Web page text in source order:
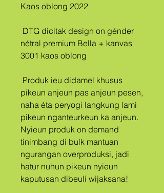
Kaos oblong 2022
nétral premium Bella + kanvas
3001 kaos oblong
pikeun anjeun pas anjeun pesen,
naha éta peryogi langkung lami
pikeun nganteurkeun ka anjeun.
Nyieun produk on demand
tinimbang di bulk mantuan
ngurangan overproduksi, jadi
hatur nuhun pikeun nyieun
kaputusan dibeuli wijaksana!